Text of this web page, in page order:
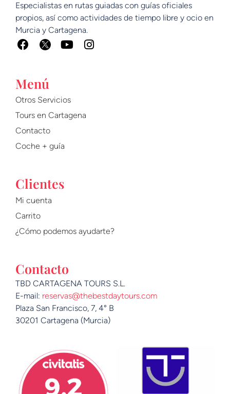
Especialistas en rutas guiadas con guías oficiales
propios, así como actividades de tiempo libre y ocio en
Murcia y Cartagena.
F
a
b
o
k
Y
o
b
I
n
Menú
Otros Servicios
Tours en Cartagena
Contacto
Coche + guía
Clientes
Mi cuenta
Carrito
¿Cómo podemos ayudarte?
Contacto
TBD CARTAGENA TOURS S.L.
E-mail: reservas@thebestdaytours.com
Plaza San Francisco, 7, 4° B
30201 Cartagena (Murcia)